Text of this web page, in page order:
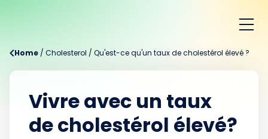
Home / Cholesterol / Qu'est-ce qu'un taux de cholestérol élevé ?
Vivre avec un taux
de cholestérol élevé?